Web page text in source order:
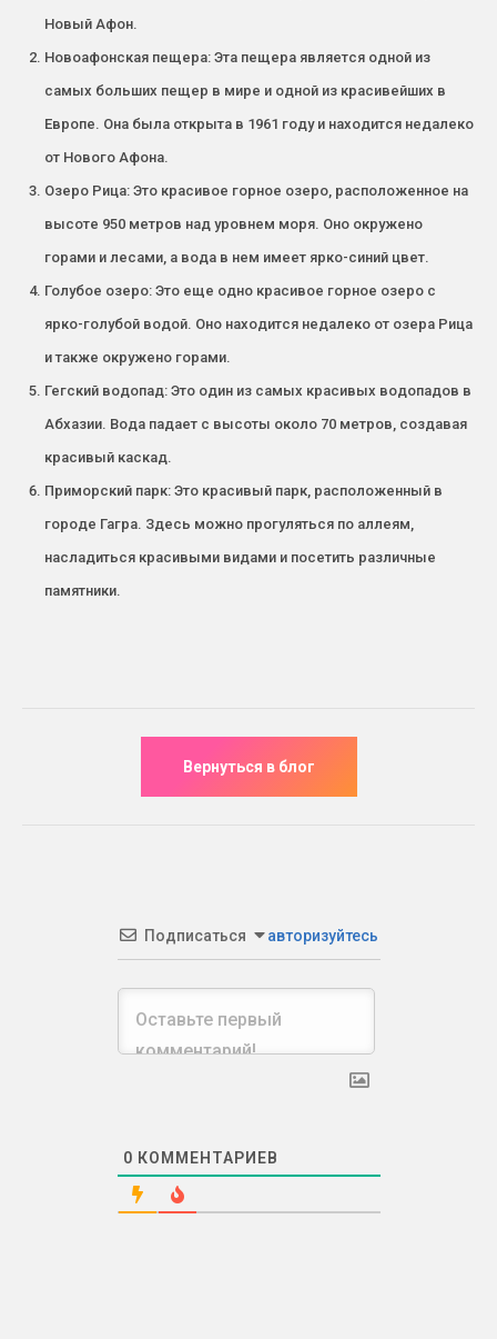
Новый Афон.
Новоафонская пещера: Эта пещера является одной из
самых больших пещер в мире и одной из красивейших в
Европе. Она была открыта в 1961 году и находится недалеко
от Нового Афона.
Озеро Рица: Это красивое горное озеро, расположенное на
высоте 950 метров над уровнем моря. Оно окружено
горами и лесами, а вода в нем имеет ярко-синий цвет.
Голубое озеро: Это еще одно красивое горное озеро с
ярко-голубой водой. Оно находится недалеко от озера Рица
и также окружено горами.
Гегский водопад: Это один из самых красивых водопадов в
Абхазии. Вода падает с высоты около 70 метров, создавая
красивый каскад.
Приморский парк: Это красивый парк, расположенный в
городе Гагра. Здесь можно прогуляться по аллеям,
насладиться красивыми видами и посетить различные
памятники.
Подписаться авторизуйтесь
0 КОММЕНТАРИЕВ